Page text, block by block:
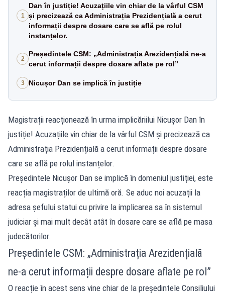
1
Dan în justiție! Acuzațiile vin chiar de la vârful CSM
și precizează ca Administrația Prezidențială a cerut
informații despre dosare care se află pe rolul
instanțelor.
2
Președintele CSM: „Administrația Arezidențială ne-a
cerut informații despre dosare aflate pe rol”
3 Nicușor Dan se implică în justiție
Magistrații reacționează în urma implicăriilui Nicușor Dan în
justiție! Acuzațiile vin chiar de la vârful CSM și precizează ca
Administrația Prezidențială a cerut informații despre dosare
care se află pe rolul instanțelor.
Președintele Nicușor Dan se implică în domeniul justiției, este
reacția magistraților de ultimă oră. Se aduc noi acuzații la
adresa șefului statui cu privire la implicarea sa în sistemul
judiciar și mai mult decât atât în dosare care se află pe masa
judecătorilor.
Președintele CSM: „Administrația Arezidențială
ne-a cerut informații despre dosare aflate pe rol”
O reacție în acest sens vine chiar de la președintele Consiliului